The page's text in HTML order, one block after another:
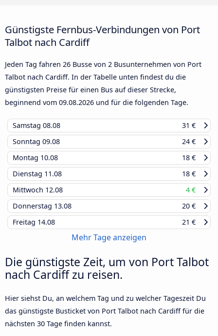
Günstigste Fernbus-Verbindungen von Port
Talbot nach Cardiff
Jeden Tag fahren 26 Busse von 2 Busunternehmen von Port
Talbot nach Cardiff. In der Tabelle unten findest du die
günstigsten Preise für einen Bus auf dieser Strecke,
beginnend vom 09.08.2026 und für die folgenden Tage.
Samstag 08.08
31 €
Sonntag 09.08
24 €
Montag 10.08
18 €
Dienstag 11.08
18 €
Mittwoch 12.08
4 €
Donnerstag 13.08
20 €
Freitag 14.08 21 €
Mehr Tage anzeigen
Die günstigste Zeit, um von Port Talbot
nach Cardiff zu reisen.
Hier siehst Du, an welchem Tag und zu welcher Tageszeit Du
das günstigste Busticket von Port Talbot nach Cardiff für die
nächsten 30 Tage finden kannst.